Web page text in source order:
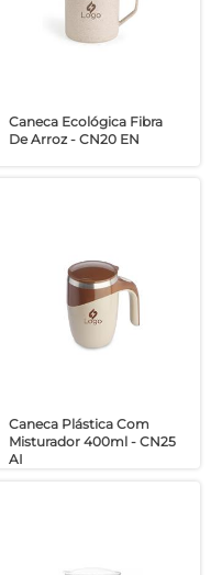
Caneca Ecológica Fibra
De Arroz - CN20 EN
Caneca Plástica Com
Misturador 400ml - CN25
AI